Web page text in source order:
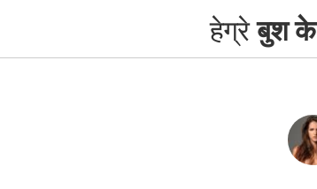
हेग्रेबुश के